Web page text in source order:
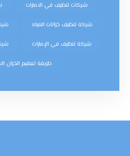
شركات تنظيف في الامارات
شركة تنظيف خزانات المياه
شركة تنظيف في الإمارات
طريقة تعقيم الخزان